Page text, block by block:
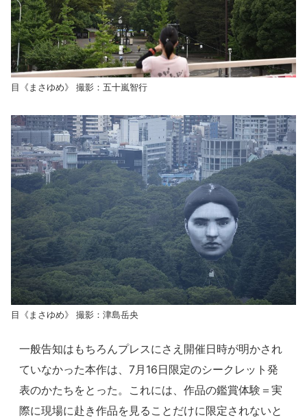
目《まさゆめ》 撮影：五十嵐智行
目《まさゆめ》 撮影：津島岳央
一般告知はもちろんプレスにさえ開催日時が明かされ
ていなかった本作は、7月16日限定のシークレット発
表のかたちをとった。これには、作品の鑑賞体験＝実
際に現場に赴き作品を見ることだけに限定されないと